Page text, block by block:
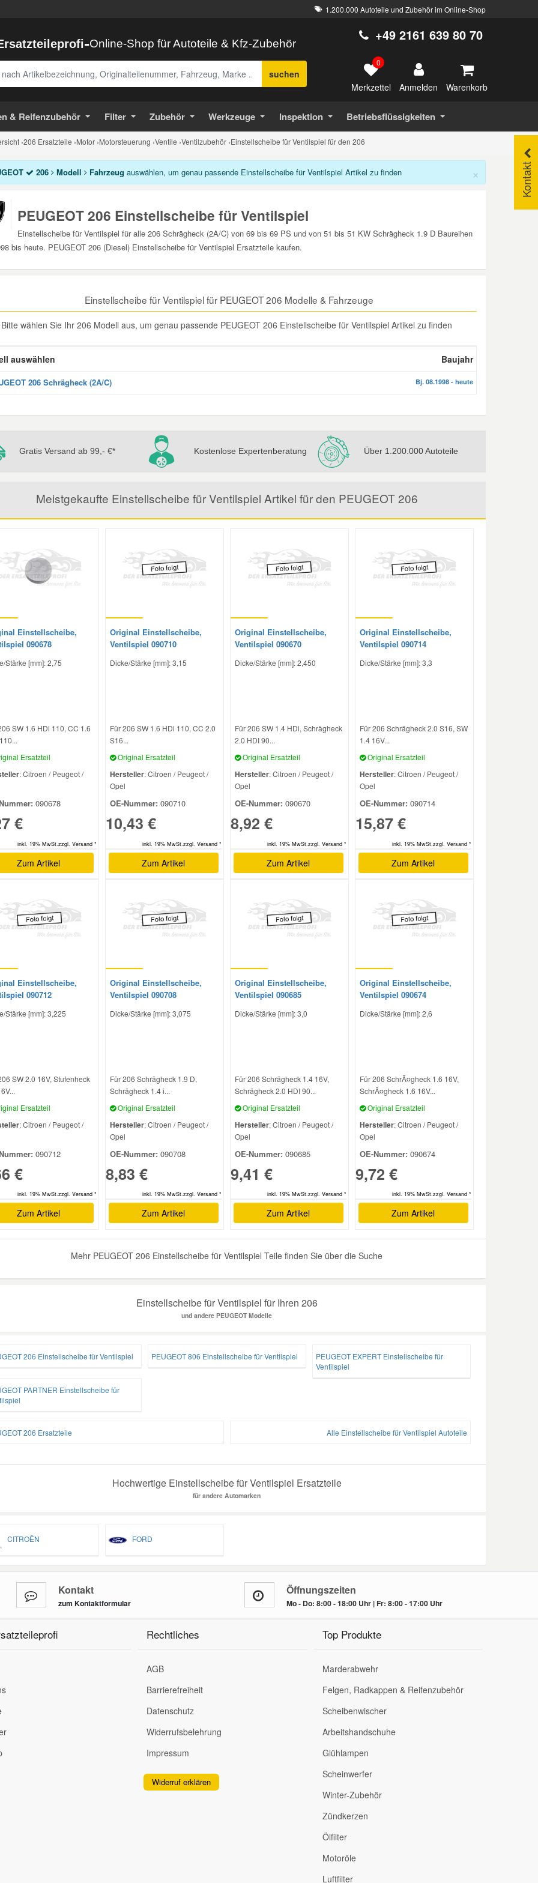
1.200.000 Autoteile und Zubehör im Online-Shop
-Online-Shop für Autoteile & Kfz-Zubehör
suchen
+49 2161 639 80 70
0
Merkzettel Anmelden Warenkorb
& Reifenzubehör Filter Zubehör Werkzeuge Inspektion Betriebsflüssigkeiten
›206 Ersatzteile ›Motor ›Motorsteuerung ›Ventile ›Ventilzubehör ›Einstellscheibe für Ventilspiel für den 206
Kontakt
×
206 Modell Fahrzeug auswählen, um genau passende Einstellscheibe für Ventilspiel Artikel zu finden
PEUGEOT 206 Einstellscheibe für Ventilspiel
Einstellscheibe für Ventilspiel für alle 206 Schrägheck (2A/C) von 69 bis 69 PS und von 51 bis 51 KW Schrägheck 1.9 D Baureihen
bis heute. PEUGEOT 206 (Diesel) Einstellscheibe für Ventilspiel Ersatzteile kaufen.
Einstellscheibe für Ventilspiel für PEUGEOT 206 Modelle & Fahrzeuge
Bitte wählen Sie Ihr 206 Modell aus, um genau passende PEUGEOT 206 Einstellscheibe für Ventilspiel Artikel zu finden
auswählen Baujahr
206 Schrägheck (2A/C) Bj. 08.1998 - heute
Gratis Versand ab 99,- €* Kostenlose Expertenberatung Über 1.200.000 Autoteile
Meistgekaufte Einstellscheibe für Ventilspiel Artikel für den PEUGEOT 206
Einstellscheibe,
090678
Stärke [mm]: 2,75
SW 1.6 HDi 110, CC 1.6
Ersatzteil
: Citroen / Peugeot /
090678
€
inkl. 19% MwSt.zzgl. Versand *
Zum Artikel
Original Einstellscheibe,
Ventilspiel 090710
Dicke/Stärke [mm]: 3,15
Für 206 SW 1.6 HDi 110, CC 2.0
S16...
Original Ersatzteil
Hersteller: Citroen / Peugeot /
Opel
OE-Nummer: 090710
10,43 €
inkl. 19% MwSt.zzgl. Versand *
Zum Artikel
Original Einstellscheibe,
Ventilspiel 090670
Dicke/Stärke [mm]: 2,450
Für 206 SW 1.4 HDi, Schrägheck
2.0 HDI 90...
Original Ersatzteil
Hersteller: Citroen / Peugeot /
Opel
OE-Nummer: 090670
8,92 €
inkl. 19% MwSt.zzgl. Versand *
Zum Artikel
Original Einstellscheibe,
Ventilspiel 090714
Dicke/Stärke [mm]: 3,3
Für 206 Schrägheck 2.0 S16, SW
1.4 16V...
Original Ersatzteil
Hersteller: Citroen / Peugeot /
Opel
OE-Nummer: 090714
15,87 €
inkl. 19% MwSt.zzgl. Versand *
Zum Artikel
Einstellscheibe,
090712
Stärke [mm]: 3,225
SW 2.0 16V, Stufenheck
Ersatzteil
: Citroen / Peugeot /
090712
€
inkl. 19% MwSt.zzgl. Versand *
Zum Artikel
Original Einstellscheibe,
Ventilspiel 090708
Dicke/Stärke [mm]: 3,075
Für 206 Schrägheck 1.9 D,
Schrägheck 1.4 i...
Original Ersatzteil
Hersteller: Citroen / Peugeot /
Opel
OE-Nummer: 090708
8,83 €
inkl. 19% MwSt.zzgl. Versand *
Zum Artikel
Original Einstellscheibe,
Ventilspiel 090685
Dicke/Stärke [mm]: 3,0
Für 206 Schrägheck 1.4 16V,
Schrägheck 2.0 HDI 90...
Original Ersatzteil
Hersteller: Citroen / Peugeot /
Opel
OE-Nummer: 090685
9,41 €
inkl. 19% MwSt.zzgl. Versand *
Zum Artikel
Original Einstellscheibe,
Ventilspiel 090674
Dicke/Stärke [mm]: 2,6
Für 206 SchrÃ¤gheck 1.6 16V,
SchrÃ¤gheck 1.6 16V...
Original Ersatzteil
Hersteller: Citroen / Peugeot /
Opel
OE-Nummer: 090674
9,72 €
inkl. 19% MwSt.zzgl. Versand *
Zum Artikel
Mehr PEUGEOT 206 Einstellscheibe für Ventilspiel Teile finden Sie über die Suche
Einstellscheibe für Ventilspiel für Ihren 206
und andere PEUGEOT Modelle
206 Einstellscheibe für Ventilspiel PEUGEOT 806 Einstellscheibe für Ventilspiel
PEUGEOT EXPERT Einstellscheibe für
Ventilspiel
PARTNER Einstellscheibe für
206 Ersatzteile Alle Einstellscheibe für Ventilspiel Autoteile
Hochwertige Einstellscheibe für Ventilspiel Ersatzteile
für andere Automarken
CITROËN FORD
Kontakt
zum Kontaktformular
Öffnungszeiten
Mo - Do: 8:00 - 18:00 Uhr | Fr: 8:00 - 17:00 Uhr
Rechtliches
AGB
Barrierefreiheit
Datenschutz
Widerrufsbelehrung
Impressum
Widerruf erklären
Top Produkte
Marderabwehr
Felgen, Radkappen & Reifenzubehör
Scheibenwischer
Arbeitshandschuhe
Glühlampen
Scheinwerfer
Winter-Zubehör
Zündkerzen
Ölfilter
Motoröle
Luftfilter